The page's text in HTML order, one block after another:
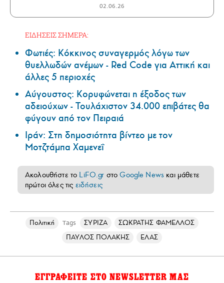
02.06.26
ΕΙΔΗΣΕΙΣ ΣΗΜΕΡΑ:
Φωτιές: Κόκκινος συναγερμός λόγω των
θυελλωδών ανέμων - Red Code για Αττική και
άλλες 5 περιοχές
Αύγουστος: Κορυφώνεται η έξοδος των
αδειούχων - Τουλάχιστον 34.000 επιβάτες θα
φύγουν από τον Πειραιά
Ιράν: Στη δημοσιότητα βίντεο με τον
Μοτζτάμπα Χαμενεΐ
Ακολουθήστε το LiFO.gr στοGoogle News και μάθετε
πρώτοι όλες τις ειδήσεις
Πολιτική Tags ΣΥΡΙΖΑ
ΣΩΚΡΑΤΗΣ ΦΑΜΕΛΛΟΣ
ΠΑΥΛΟΣ ΠΟΛΑΚΗΣ
ΕΛΑΣ
ΕΓΓΡΑΦΕΙΤΕ ΣΤΟ NEWSLETTER ΜΑΣ